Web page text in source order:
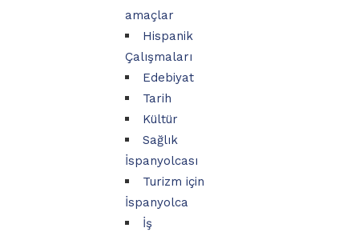
amaçlar
Hispanik
Çalışmaları
Edebiyat
Tarih
Kültür
Sağlık
İspanyolcası
Turizm için
İspanyolca
İş